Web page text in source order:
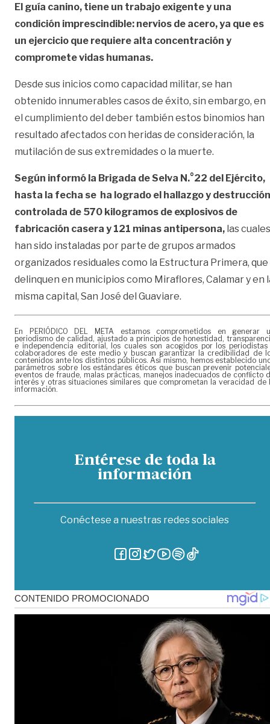
El guía canino, tiene un trabajo exigente y una
condición imprescindible: nervios de acero, ya que es
un ejercicio que requiere alta concentración y
compromete vidas humanas.
Desde sus inicios como capacidad militar, se han
obtenido innumerables casos de éxito, sin embargo, en
el cumplimiento del deber también estos binomios han
resultado afectados con heridas de consideración, la
mutilación de sus extremidades o la muerte.
Según informó la Brigada de Selva N.°22 del Ejército,
hasta la fecha se ha logrado el hallazgo y destrucción
controlada de 570 kilogramos de explosivos de
fabricación casera y 121 minas antipersona, las cuales
han sido instaladas por parte de grupos armados
organizados residuales como la Estructura Primera, que
delinquen en municipios como Miraflores, Calamar y en
misma capital, San José del Guaviare.
En PERIÓDICO DEL META estamos comprometidos en generar
periodismo de calidad, ajustado a principios de honestidad,
e independencia editorial, los cuales son acogidos por los periodistas
colaboradores de este medio y buscan garantizar la credibilidad de
contenidos ante los distintos públicos. Así mismo, hemos establecido
parámetros sobre los estándares éticos que buscan prevenir
eventos de fraude, malas prácticas, manejos inadecuados de conflicto
interés y otras situaciones similares que comprometan la veracidad de
información.
Entérese de toda la
información
Conéctese a nuestras redes sociales